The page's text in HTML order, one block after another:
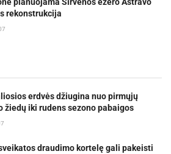
rekonstrukcija
erdvės džiugina nuo pirmųjų
žiedų iki rudens sezono pabaigos
draudimo kortelę gali pakeisti